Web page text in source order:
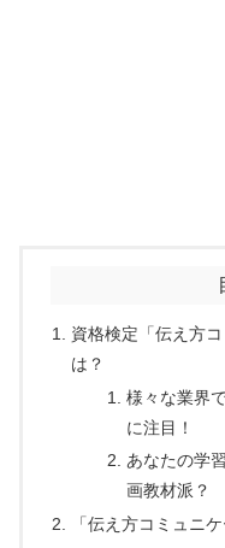
資格検定「伝え方
は？
様々な業界
に注目！
あなたの学
画教材派？
「伝え方コミュニ